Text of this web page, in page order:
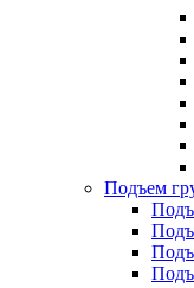
Подъем